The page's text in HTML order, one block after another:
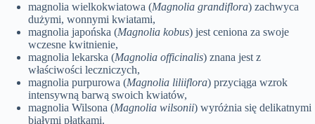
magnolia wielkokwiatowa (Magnolia grandiflora) zachwyca
dużymi, wonnymi kwiatami,
magnolia japońska (Magnolia kobus) jest ceniona za swoje
wczesne kwitnienie,
magnolia lekarska (Magnolia officinalis) znana jest z
właściwości leczniczych,
magnolia purpurowa (Magnolia liliiflora) przyciąga wzrok
intensywną barwą swoich kwiatów,
magnolia Wilsona (Magnolia wilsonii) wyróżnia się delikatnymi
białymi płatkami.